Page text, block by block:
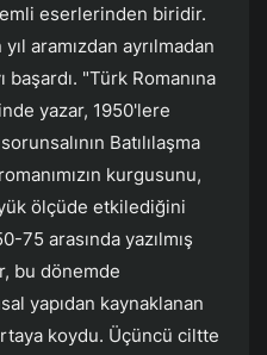
eserlerinden biridir.
aramızdan ayrılmadan
başardı. "Türk Romanına
yazar, 1950'lere
Batılılaşma
kurgusunu,
ölçüde etkilediğini
75 arasında yazılmış
bu dönemde
yapıdan kaynaklanan
koydu. Üçüncü ciltte